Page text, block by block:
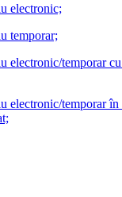
electronic;
temporar;
electronic/temporar
electronic/temporar